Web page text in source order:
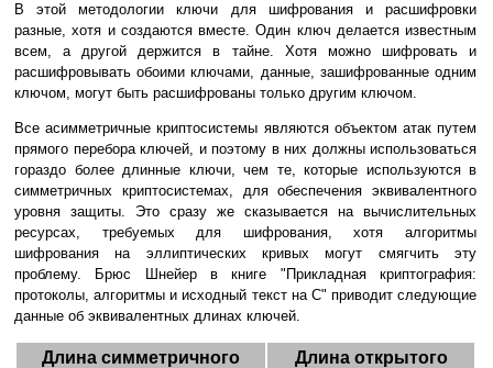
В этой методологии ключи для шифрования и расшифровки
разные, хотя и создаются вместе. Один ключ делается известным
всем, а другой держится в тайне. Хотя можно шифровать и
расшифровывать обоими ключами, данные, зашифрованные одним
ключом, могут быть расшифрованы только другим ключом.
Все асимметричные криптосистемы являются объектом атак путем
прямого перебора ключей, и поэтому в них должны использоваться
гораздо более длинные ключи, чем те, которые используются в
симметричных криптосистемах, для обеспечения эквивалентного
уровня защиты. Это сразу же сказывается на вычислительных
ресурсах, требуемых для шифрования, хотя алгоритмы
шифрования на эллиптических кривых могут смягчить эту
проблему. Брюс Шнейер в книге "Прикладная криптография:
протоколы, алгоритмы и исходный текст на C" приводит следующие
данные об эквивалентных длинах ключей.
Длина симметричного Длина открытого